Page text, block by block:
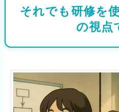
それでも研修を
の視点